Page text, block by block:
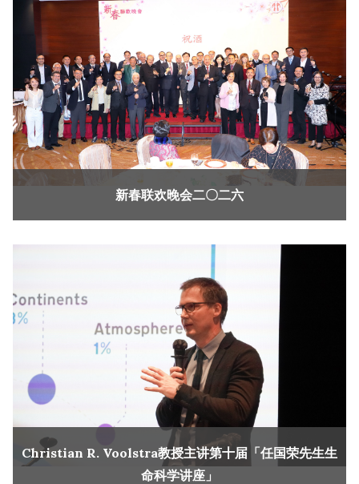
新春联欢晚会二〇二六
Christian R. Voolstra教授主讲第十届「任国荣先生生
命科学讲座」